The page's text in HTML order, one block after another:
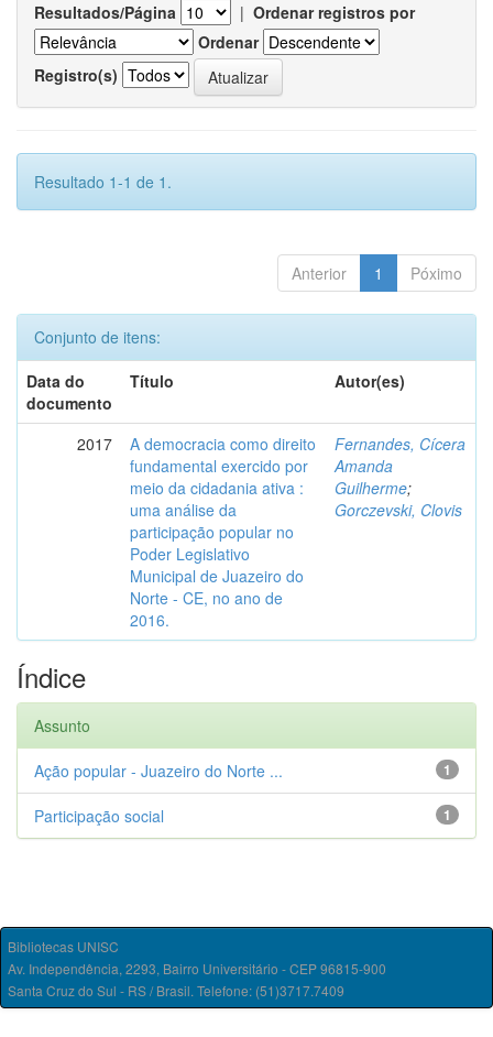
Resultados/Página | Ordenar registros por
Ordenar
Registro(s)
Resultado 1-1 de 1.
Anterior 1 Póximo
Conjunto de itens:
Data do
documento
Título Autor(es)
2017
A democracia como direito
fundamental exercido por
meio da cidadania ativa :
uma análise da
participação popular no
Poder Legislativo
Municipal de Juazeiro do
Norte - CE, no ano de
2016.
Fernandes, Cícera
Amanda
Guilherme;
Gorczevski, Clovis
Índice
Assunto
1
Ação popular - Juazeiro do Norte ...
1
Participação social
Bibliotecas UNISC
Av. Independência, 2293, Bairro Universitário - CEP 96815-900
Santa Cruz do Sul - RS / Brasil. Telefone: (51)3717.7409